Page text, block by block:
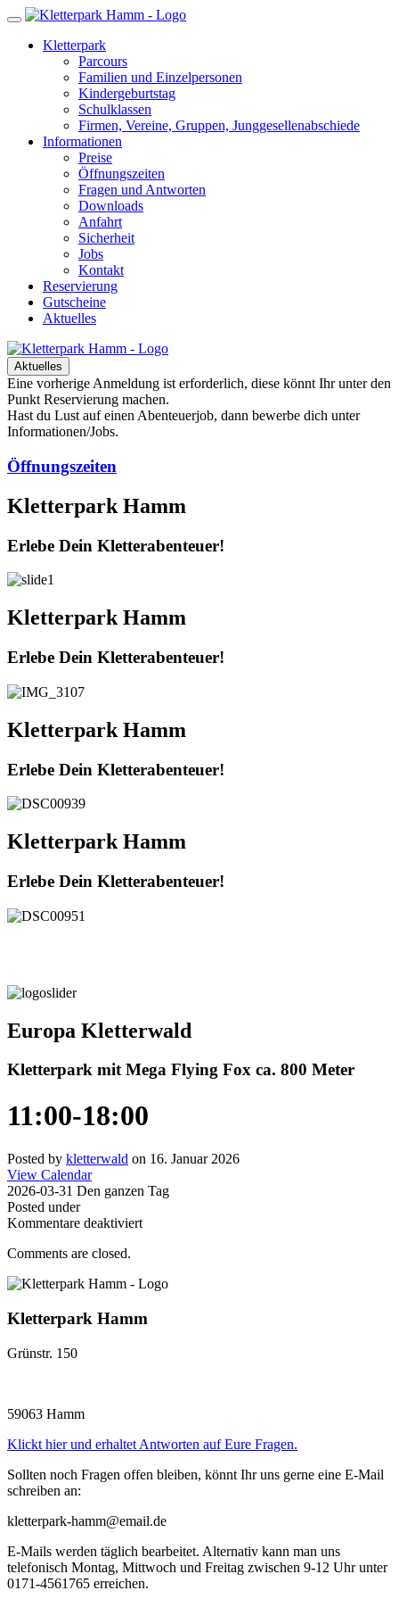
Kletterpark
Parcours
Familien und Einzelpersonen
Kindergeburtstag
Schulklassen
Firmen, Vereine, Gruppen, Junggesellenabschiede
Informationen
Preise
Öffnungszeiten
Fragen und Antworten
Downloads
Anfahrt
Sicherheit
Jobs
Kontakt
Reservierung
Gutscheine
Aktuelles
Aktuelles
Eine vorherige Anmeldung ist erforderlich, diese könnt Ihr unter den
Punkt Reservierung machen.
Hast du Lust auf einen Abenteuerjob, dann bewerbe dich unter
Informationen/Jobs.
Öffnungszeiten
Kletterpark Hamm
Erlebe Dein Kletterabenteuer!
Kletterpark Hamm
Erlebe Dein Kletterabenteuer!
Kletterpark Hamm
Erlebe Dein Kletterabenteuer!
Kletterpark Hamm
Erlebe Dein Kletterabenteuer!
Europa Kletterwald
Kletterpark mit Mega Flying Fox ca. 800 Meter
11:00-18:00
Posted by kletterwald on 16. Januar 2026
View Calendar
2026-03-31 Den ganzen Tag
Posted under
Kommentare deaktiviertfür
Comments are closed.
Kletterpark Hamm
Grünstr. 150
59063 Hamm
Klickt hier und erhaltet Antworten auf Eure Fragen.
Sollten noch Fragen offen bleiben, könnt Ihr uns gerne eine E-Mail
schreiben an:
kletterpark-hamm@email.de
E-Mails werden täglich bearbeitet. Alternativ kann man uns
telefonisch Montag, Mittwoch und Freitag zwischen 9-12 Uhr unter
0171-4561765 erreichen.